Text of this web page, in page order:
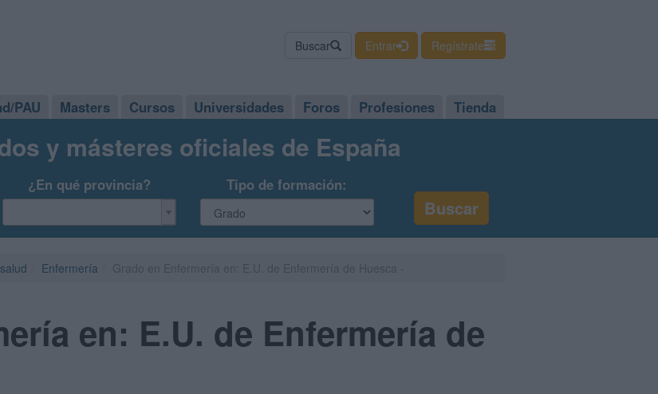
Buscar Entrar Regístrate
PAU Masters Cursos Universidades Foros Profesiones Tienda
y másteres oficiales de España
¿En qué provincia? Tipo de formación:
Enfermería
en: E.U. de Enfermería de